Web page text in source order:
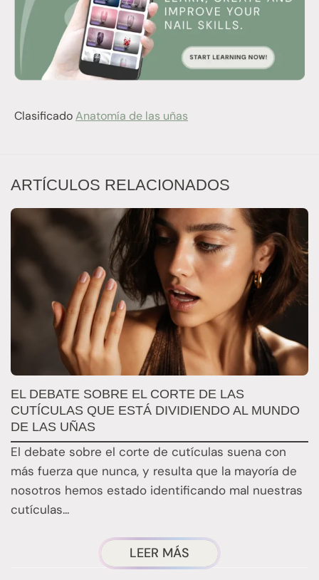
ClasificadoAnatomía de las uñas
ARTÍCULOS RELACIONADOS
EL DEBATE SOBRE EL CORTE DE LAS
CUTÍCULAS QUE ESTÁ DIVIDIENDO AL MUNDO
DE LAS UÑAS
El debate sobre el corte de cutículas suena con
más fuerza que nunca, y resulta que la mayoría de
nosotros hemos estado identificando mal nuestras
cutículas...
LEER MÁS ACERCA
DEL